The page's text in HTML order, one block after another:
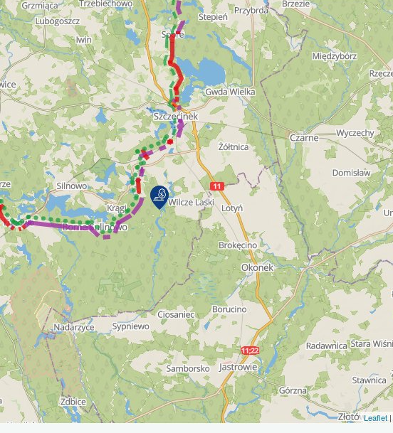
Leaflet |